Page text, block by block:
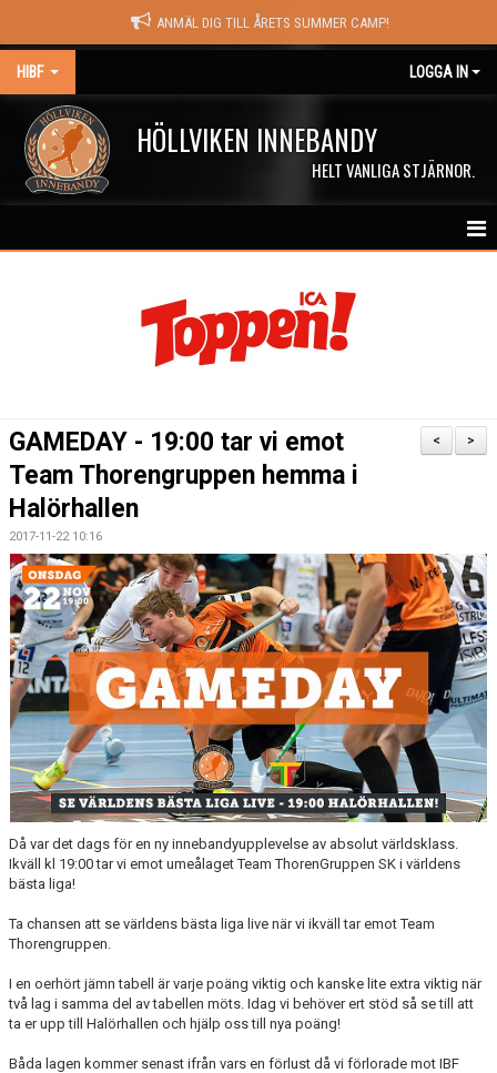
ANMÄL DIG TILL ÅRETS SUMMER CAMP!
HIBF LOGGA IN
HÖLLVIKEN INNEBANDY
HELT VANLIGA STJÄRNOR.
KALENDER
MEDLEMSKAP
OM FÖRENINGEN
KONTAKT
>
<
GAMEDAY - 19:00 tar vi emot
Team Thorengruppen hemma i
Halörhallen
2017-11-22 10:16
Då var det dags för en ny innebandyupplevelse av absolut världsklass.
Ikväll kl 19:00 tar vi emot umeålaget Team ThorenGruppen SK i världens
bästa liga!
Ta chansen att se världens bästa liga live när vi ikväll tar emot Team
Thorengruppen.
I en oerhört jämn tabell är varje poäng viktig och kanske lite extra viktig när
två lag i samma del av tabellen möts. Idag vi behöver ert stöd så se till att
ta er upp till Halörhallen och hjälp oss till nya poäng!
Båda lagen kommer senast ifrån vars en förlust då vi förlorade mot IBF